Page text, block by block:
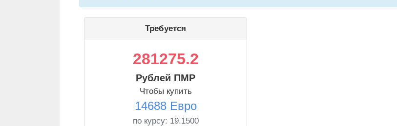
Требуется
281275.2
Рублей ПМР
Чтобы купить
14688 Евро
по курсу: 19.1500